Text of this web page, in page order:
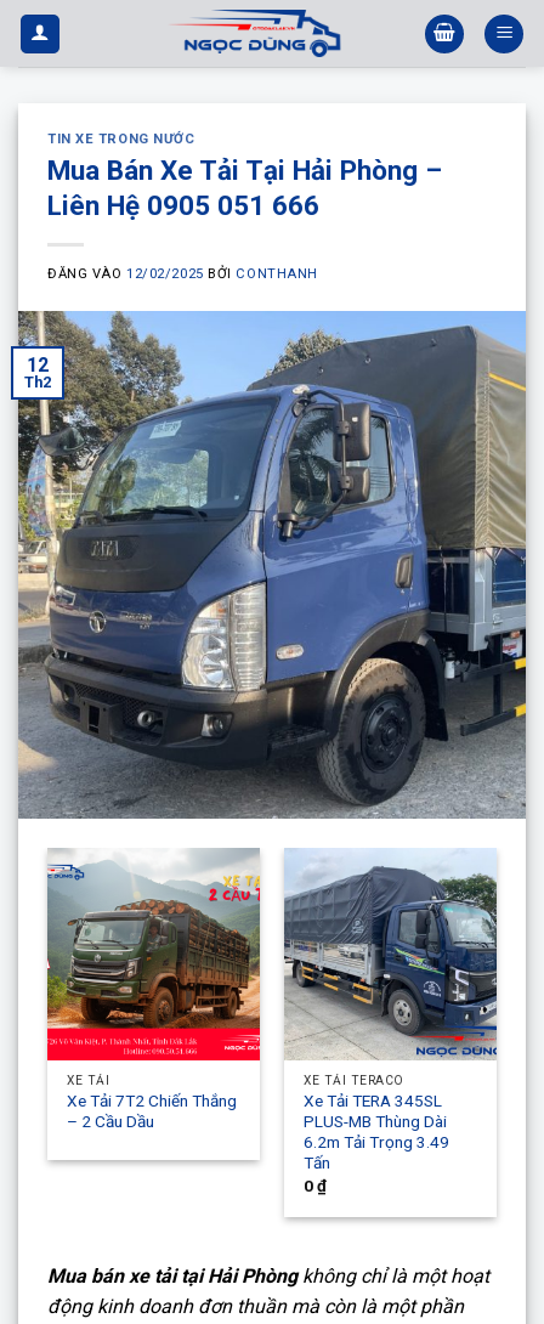
Bỏ
qua
nội
TIN XE TRONG NƯỚC
Mua Bán Xe Tải Tại Hải Phòng –
Liên Hệ 0905 051 666
ĐĂNG VÀO12/02/2025 BỞI CONTHANH
12
Th2
XE TẢI
Xe Tải 7T2 Chiến Thắng
– 2 Cầu Dầu
XE TẢI TERACO
Xe Tải TERA 345SL
PLUS-MB Thùng Dài
6.2m Tải Trọng 3.49
Tấn
0₫
Mua bán xe tải tại Hải Phòngkhông chỉ là một hoạt
động kinh doanh đơn thuần mà còn là một phần